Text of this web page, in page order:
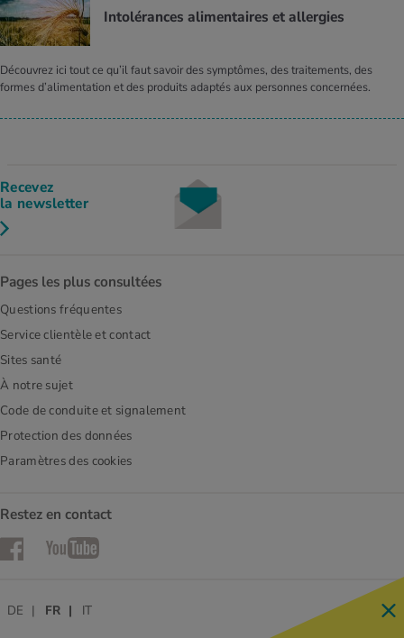
Intolérances alimentaires et allergies
Découvrez ici tout ce qu’il faut savoir des symptômes, des traitements, des
formes d’alimentation et des produits adaptés aux personnes concernées.
Recevez
la newsletter
Pages les plus consultées
Questions fréquentes
Service clientèle et contact
Sites santé
À notre sujet
Code de conduite et signalement
Protection des données
Paramètres des cookies
Restez en contact
FacebookYouTube
DE FR IT